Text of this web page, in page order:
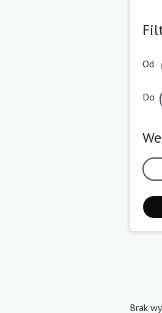
Od
Do
Brak